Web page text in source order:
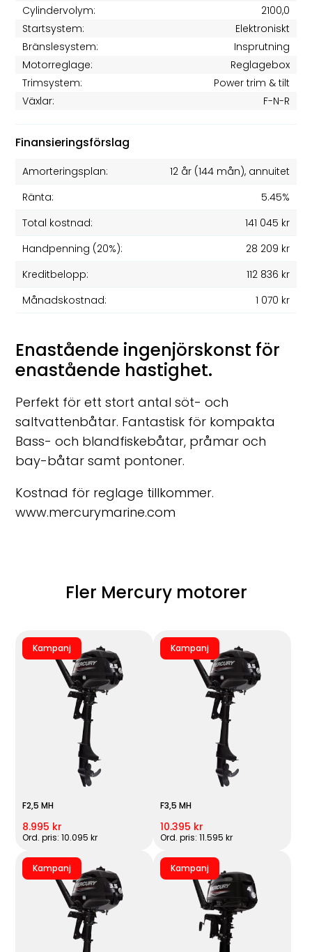
Cylindervolym:
2100,0
Startsystem:
Elektroniskt
Bränslesystem:
Insprutning
Motorreglage:
Reglagebox
Trimsystem:
Power trim & tilt
Växlar:
F-N-R
Finansieringsförslag
Amorteringsplan: 12 år(144mån), annuitet
Ränta:
5.45%
Total kostnad:
141 045 kr
Handpenning (20%):
28 209 kr
Kreditbelopp:
112 836 kr
Månadskostnad:
1 070 kr
Enastående ingenjörskonst för
enastående hastighet.
Perfekt för ett stort antal söt- och
saltvattenbåtar. Fantastisk för kompakta
Bass- och blandfiskebåtar, pråmar och
bay-båtar samt pontoner.
Kostnad för reglage tillkommer.
www.mercurymarine.com
Fler Mercury motorer
Kampanj
F2,5 MH
8.995 kr
Ord. pris: 10.095 kr
Kampanj
F3,5 MH
10.395 kr
Ord. pris: 11.595 kr
Kampanj Kampanj